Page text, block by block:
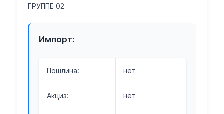
ГРУППЕ 02
Импорт:
Пошлина: нет
Акциз: нет